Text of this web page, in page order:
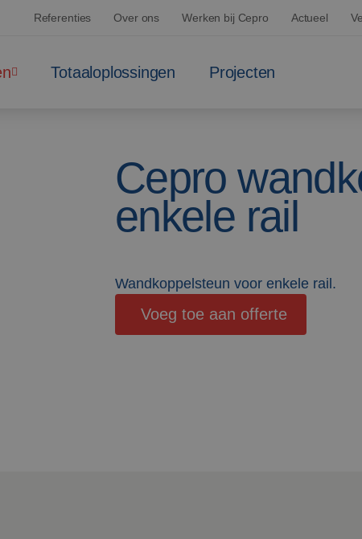
Referenties Over ons Werken bij Cepro Actueel
Totaaloplossingen Projecten
Cepro
enkele rail
Wandkoppelsteun voor enkele rail.
Voeg toe aan offerte